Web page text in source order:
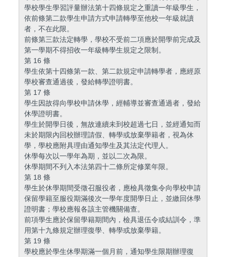
學校學生學習評量辦法第十四條規定之重讀一年級學生，
依前條第二款學生申請方式申請轉學至他校一年級就讀
者，不在此限。
前條第三款法定轉學，學校不受前二項應於開學前完成及
第一學期不得招收一年級轉學生規定之限制。
第 16 條
學生依第十四條第一款、第二款規定申請轉學者，應經原
學校審查通過後，發給轉學證明書。
第 17 條
學生因故得向學校申請休學，經輔導並審查通過者，發給
休學證明書。
學生於開學日後，無故連續未到校超過七日，並經通知而
未於期限內回校辦理請假、轉學或放棄學籍者，視為休
學，學校應附具理由通知學生及其法定代理人。
休學每次以一學年為期，並以二次為限。
休學期間不列入本法第四十二條所定修業年限。
第 18 條
學生於休學期間受徵召服役者，應檢具徵集令向學校申請
保留學籍至服役期滿後次一學年度開學日止，並繳回休學
證明書；學校應報各該主管機關備查。
前項學生應於保留學籍期間內，檢具退伍令或結訓令，準
用第十九條規定辦理復學、轉學或放棄學籍。
第 19 條
學校應於學生休學期滿一個月前，通知學生限期辦理復